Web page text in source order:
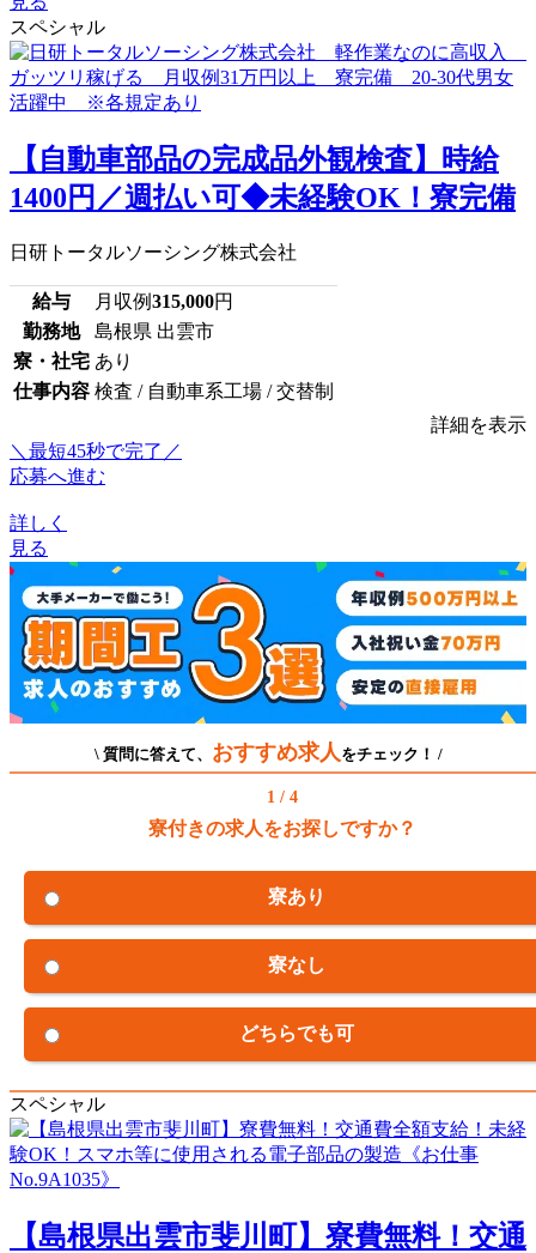
スペシャル
【自動車部品の完成品外観検査】時給
1400円／週払い可◆未経験OK！寮完備
日研トータルソーシング株式会社
給与 月収例315,000円
勤務地
島根県 出雲市
寮・社宅 あり
仕事内容 検査 / 自動車系工場 / 交替制
詳細を表示
＼最短45秒で完了／
応募へ進む
詳しく
見る
\ 質問に答えて、 おすすめ求人 をチェック！ /
1 / 4
寮付きの求人をお探しですか？
寮あり
寮なし
どちらでも可
スペシャル
【島根県出雲市斐川町】寮費無料！交通